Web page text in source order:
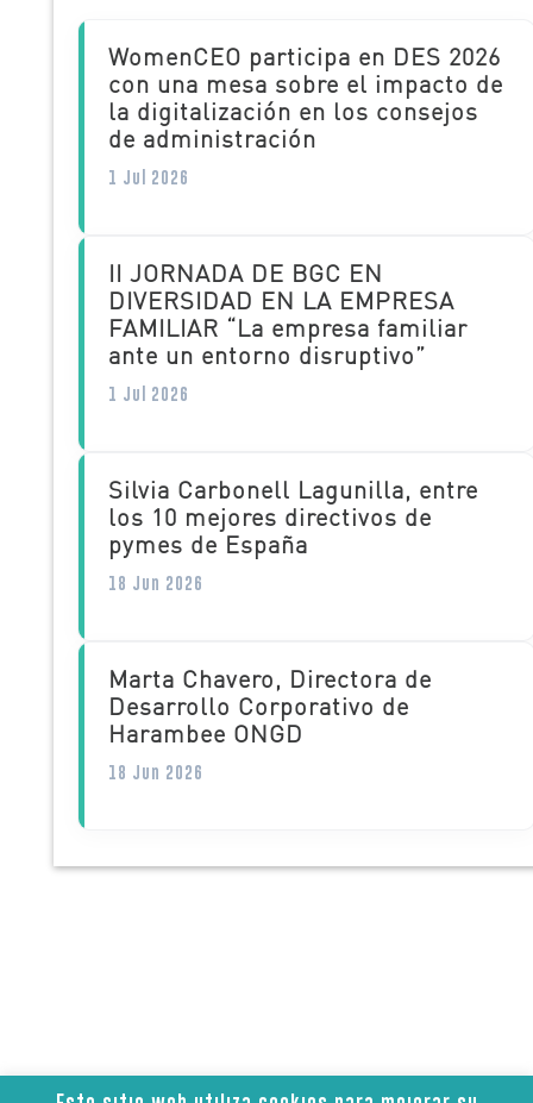
WomenCEO participa en DES 2026
con una mesa sobre el impacto de
la digitalización en los consejos
de administración
1 Jul 2026
II JORNADA DE BGC EN
DIVERSIDAD EN LA EMPRESA
FAMILIAR “La empresa familiar
ante un entorno disruptivo”
1 Jul 2026
Silvia Carbonell Lagunilla, entre
los 10 mejores directivos de
pymes de España
18 Jun 2026
Marta Chavero, Directora de
Desarrollo Corporativo de
Harambee ONGD
18 Jun 2026